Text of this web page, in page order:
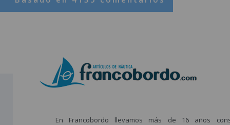
En Francobordo llevamos más de 16 años